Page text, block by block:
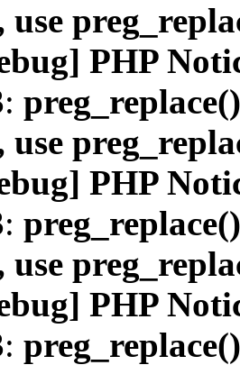
use
PHP
:
use
PHP
:
use
PHP
: